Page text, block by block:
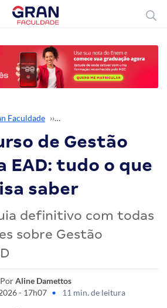
Faculdade ›› Graduação EAD
de Gestão
EAD: tudo o que
saber
definitivo com todas
sobre Gestão
PorAline Damettos
- 17h07 • 11 min. de leitura